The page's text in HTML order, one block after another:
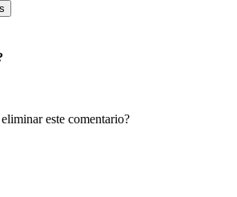
este comentario?